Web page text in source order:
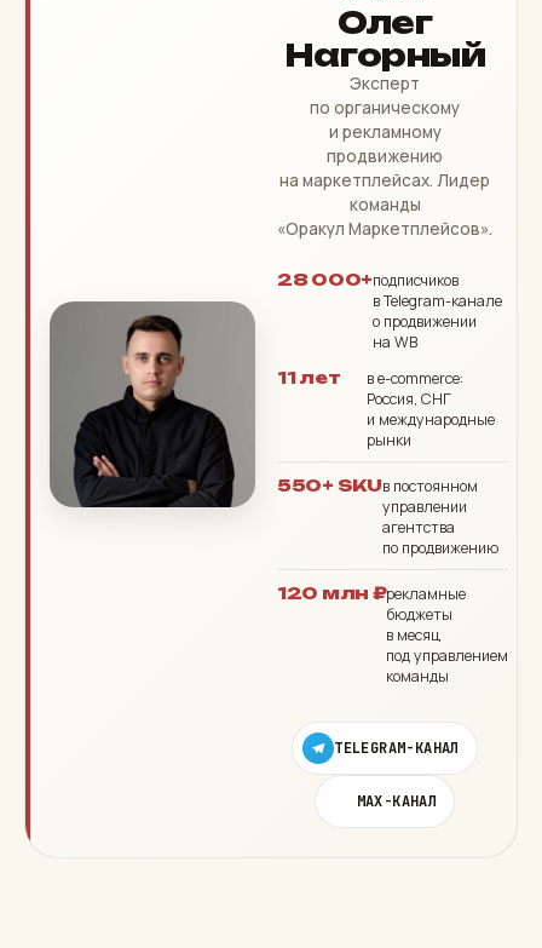
Олег
Нагорный
Эксперт
по органическому
и рекламному
продвижению
на маркетплейсах. Лидер
команды
«Оракул Маркетплейсов».
28 000+подписчиков
в Telegram-канале
о продвижении
на WB
11 лет
в e-commerce:
Россия, СНГ
и международные
рынки
550+ SKUв постоянном
управлении
агентства
по продвижению
120 млн ₽рекламные
бюджеты
в месяц
под управлением
команды
TELEGRAM-КАНАЛ
MAX-КАНАЛ